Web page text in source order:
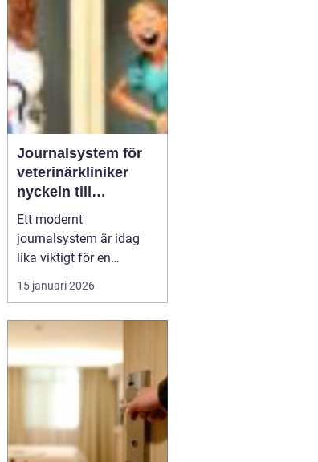
Journalsystem för
veterinärkliniker
nyckeln till
smidigare vardag
och säkrare vård
Ett modernt
journalsystem är idag
lika viktigt för en
veterinärklinik som
röntgenutrustning och
kundkontakt och
administration samlas i
samma digitala flöde blir
arbetet både snabbare
djurägaren märks det
som...
15 januari 2026